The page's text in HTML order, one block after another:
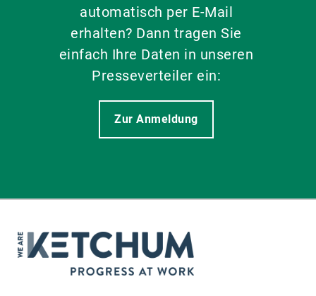
automatisch per E-Mail
erhalten? Dann tragen Sie
einfach Ihre Daten in unseren
Presseverteiler ein:
Zur Anmeldung